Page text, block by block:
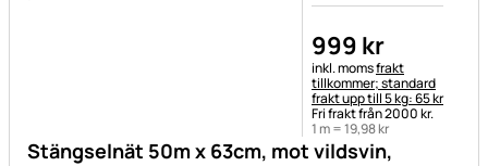
Stängselnät 50m x 63cm, mot vildsvin,
999 kr
Skatteinformation:
inkl. momsfrakt
tillkommer; standard
frakt upp till 5 kg: 65 kr
Fri frakt från 2000 kr.
1 m =19,98kr